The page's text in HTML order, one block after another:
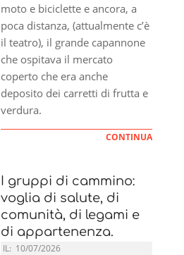
moto e biciclette e ancora, a
poca distanza, (attualmente c’è
il teatro), il grande capannone
che ospitava il mercato
coperto che era anche
deposito dei carretti di frutta e
verdura.
CONTINUA
I gruppi di cammino:
voglia di salute, di
comunità, di legami e
di appartenenza.
IL: 10/07/2026